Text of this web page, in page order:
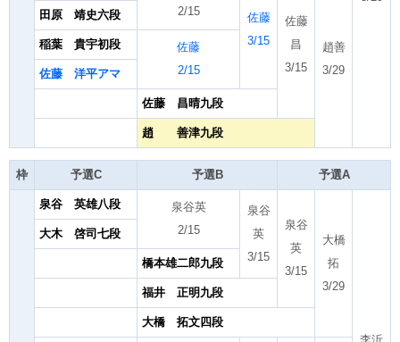
2/15
佐藤
3/15
佐藤
昌
3/15
趙善
3/29
田原 靖史六段
稲葉 貴宇初段
佐藤
2/15
佐藤 洋平アマ
佐藤 昌晴九段
趙 善津九段
枠 予選C 予選B 予選A
泉谷 英雄八段
泉谷英
2/15
泉谷
英
3/15
泉谷
英
3/15
大橋
拓
3/29
大木 啓司七段
橋本雄二郎九段
福井 正明九段
大橋 拓文四段